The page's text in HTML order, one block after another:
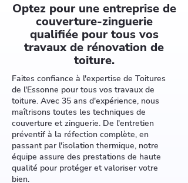
Optez pour une entreprise de
couverture-zinguerie
qualifiée pour tous vos
travaux de rénovation de
toiture.
Faites confiance à l'expertise de Toitures
de l'Essonne pour tous vos travaux de
toiture. Avec 35 ans d'expérience, nous
maîtrisons toutes les techniques de
couverture et zinguerie. De l'entretien
préventif à la réfection complète, en
passant par l'isolation thermique, notre
équipe assure des prestations de haute
qualité pour protéger et valoriser votre
bien.